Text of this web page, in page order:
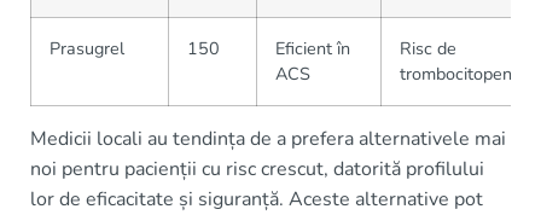
Prasugrel 150
Eficient în
ACS
Risc de
trombocitopenie
Medicii locali au tendința de a prefera alternativele mai
noi pentru pacienții cu risc crescut, datorită profilului
lor de eficacitate și siguranță. Aceste alternative pot